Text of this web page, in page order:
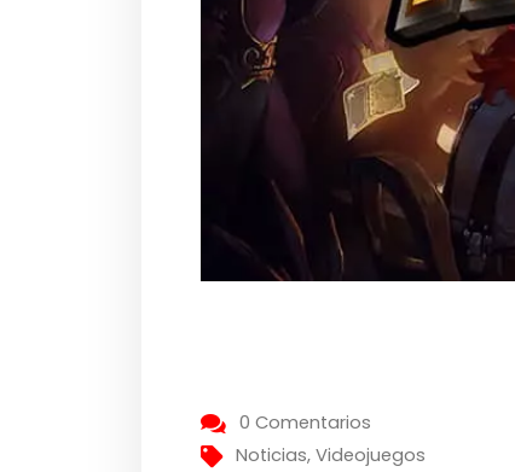
0 Comentarios
Noticias,Videojuegos